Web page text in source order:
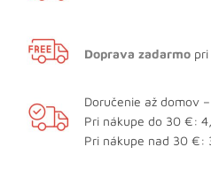
Doprava zadarmo
Doručenie až domov
Pri nákupe do 30 €:
Pri nákupe nad 30 €: